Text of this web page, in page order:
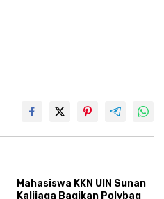
Mahasiswa KKN UIN Sunan
Kalijaga Bagikan Polybag